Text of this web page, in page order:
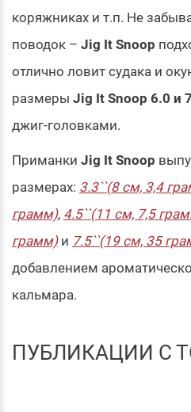
коряжниках и т.п. Не
поводок – Jig It Snoop
отлично ловит судака и
размеры Jig It Snoop 6.0 и
джиг-головками.
Приманки Jig It Snoop
размерах: 3.3``(8 см, 3,4
грамм), 4.5``(11 см, 7,5
грамм) и 7.5``(19 см, 35
добавлением
кальмара.
ПУБЛИКАЦИИ С